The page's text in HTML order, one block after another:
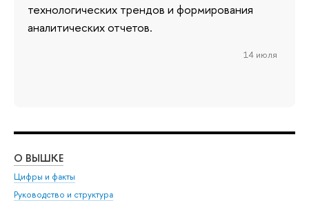
технологических трендов и формирования
аналитических отчетов.
14 июля
О ВЫШКЕ
Цифры и факты
Руководство и структура